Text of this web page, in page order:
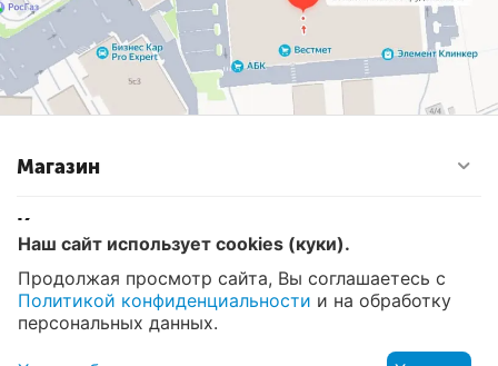
Магазин
Контакты
© 2008 - 2026 Эра Тепла. Интернет магазин отопительных
систем и водоснабжения в Москве
Наш сайт использует cookies (куки).
Продолжая просмотр сайта, Вы соглашаетесь с
Политикой конфиденциальности и на обработку
персональных данных.